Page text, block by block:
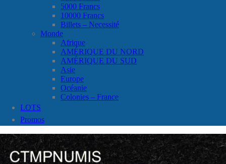
5000 Francs
10000 Francs
Billets – Necessité
Monde
Afrique
AMÉRIQUE DU NORD
AMÉRIQUE DU SUD
Asie
Europe
Océanie
Colonies – France
LOTS
Promos